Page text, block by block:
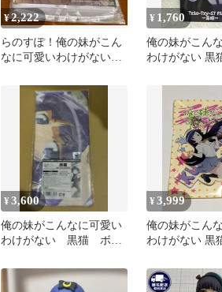
¥2,222
らのすぽ！俺の妹がこん
なに可愛いわけがない
¥ 1,760
俺の妹がこん
わけがない 黒
¥3,600
俺の妹がこんなに可愛い
わけがない 黒猫 ボデ
¥3,999
俺の妹がこん
わけがない